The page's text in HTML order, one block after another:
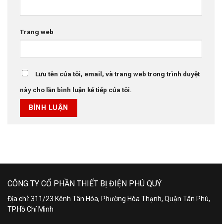
Trang web
Lưu tên của tôi, email, và trang web trong trình duyệt
này cho lần bình luận kế tiếp của tôi.
CÔNG TY CỔ PHẦN THIẾT BỊ ĐIỆN PHÚ QUÝ
Địa chỉ: 311/23 Kênh Tân Hóa, Phường Hòa Thạnh, Quận Tân Phú,
TP.Hồ Chí Minh